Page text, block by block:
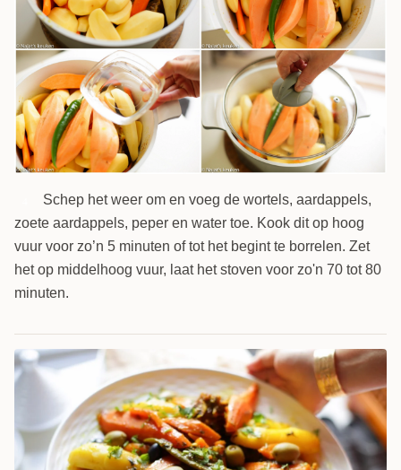
Schep het weer om en voeg de wortels, aardappels,
zoete aardappels, peper en water toe. Kook dit op hoog
vuur voor zo’n 5 minuten of tot het begint te borrelen. Zet
het op middelhoog vuur, laat het stoven voor zo'n 70 tot 80
minuten.